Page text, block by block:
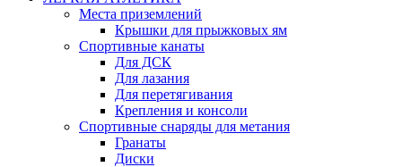
Места приземлений
Крышки для прыжковых ям
Спортивные канаты
Для ДСК
Для лазания
Для перетягивания
Крепления и консоли
Спортивные снаряды для метания
Гранаты
Диски